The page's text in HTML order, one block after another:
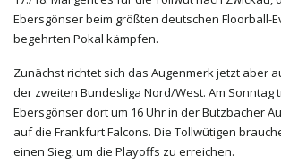
Ebersgönser beim größten deutschen Floorball-
begehrten Pokal kämpfen.
Zunächst richtet sich das Augenmerk jetzt aber
der zweiten Bundesliga Nord/West. Am Sonntag
Ebersgönser dort um 16 Uhr in der Butzbacher
auf die Frankfurt Falcons. Die Tollwütigen
einen Sieg, um die Playoffs zu erreichen.